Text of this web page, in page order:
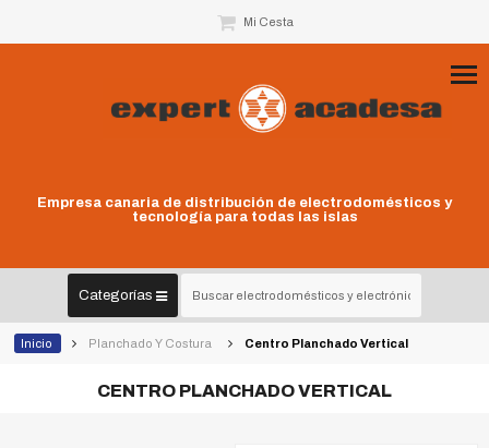
Mi Cesta
Empresa canaria de distribución de electrodomésticos y
tecnología para todas las islas
Categorías
Inicio Planchado Y Costura Centro Planchado Vertical
CENTRO PLANCHADO VERTICAL